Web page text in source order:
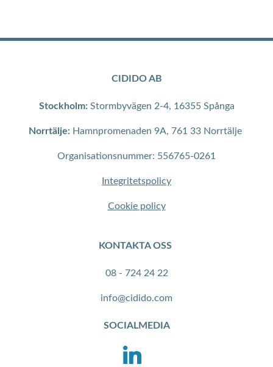
CIDIDO AB
Stockholm: Stormbyvägen 2-4, 16355 Spånga
Norrtälje: Hamnpromenaden 9A, 761 33 Norrtälje
Organisationsnummer: 556765-0261
Integritetspolicy
Cookie policy
KONTAKTA OSS
08 - 724 24 22
info@cidido.com
SOCIALMEDIA